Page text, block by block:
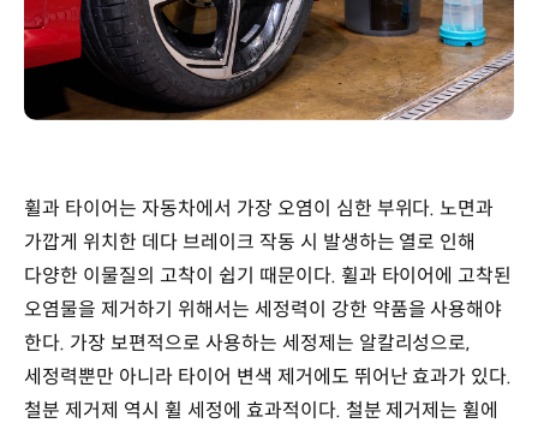
휠과 타이어는 자동차에서 가장 오염이 심한 부위다. 노면과
가깝게 위치한 데다 브레이크 작동 시 발생하는 열로 인해
다양한 이물질의 고착이 쉽기 때문이다. 휠과 타이어에 고착된
오염물을 제거하기 위해서는 세정력이 강한 약품을 사용해야
한다. 가장 보편적으로 사용하는 세정제는 알칼리성으로,
세정력뿐만 아니라 타이어 변색 제거에도 뛰어난 효과가 있다.
철분 제거제 역시 휠 세정에 효과적이다. 철분 제거제는 휠에